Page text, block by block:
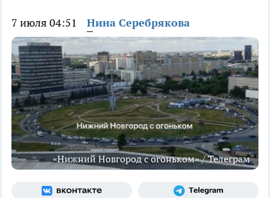
7 июля 04:51 Нина Серебрякова
«Нижний Новгород с огоньком» / Телеграм